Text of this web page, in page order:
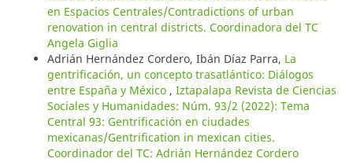
en Espacios Centrales/Contradictions of urban
renovation in central districts. Coordinadora del TC
Angela Giglia
Adrián Hernández Cordero, Ibán Díaz Parra, La
gentrificación, un concepto trasatlántico: Diálogos
entre España y México , Iztapalapa Revista de Ciencias
Sociales y Humanidades: Núm. 93/2 (2022): Tema
Central 93: Gentrificación en ciudades
mexicanas/Gentrification in mexican cities.
Coordinador del TC: Adrián Hernández Cordero